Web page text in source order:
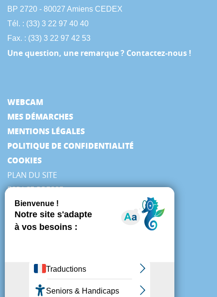
BP 2720 - 80027 Amiens CEDEX
Tél. : (33) 3 22 97 40 40
Fax. : (33) 3 22 97 42 53
Une question, une remarque ? Contactez-nous !
WEBCAM
MES DÉMARCHES
MENTIONS LÉGALES
POLITIQUE DE CONFIDENTIALITÉ
COOKIES
PLAN DU SITE
ESPACE PRESSE